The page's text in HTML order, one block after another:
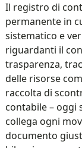
Il registro di
permanente in
sistematico e
riguardanti il
trasparenza,
delle risorse
raccolta di
contabile – oggi
collega ogni
documento